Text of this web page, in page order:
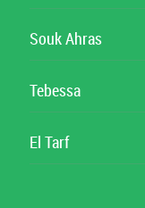
Souk Ahras
Tebessa
El Tarf